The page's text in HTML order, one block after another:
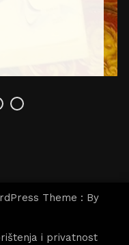
Theme : By
i privatnost